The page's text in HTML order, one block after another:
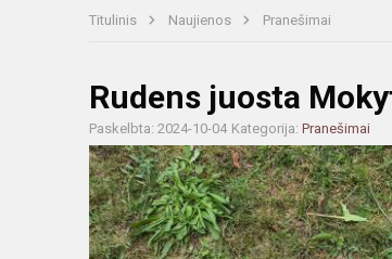
Titulinis Naujienos Pranešimai
Rudens juosta
Paskelbta: 2024-10-04 Kategorija: Pranešimai